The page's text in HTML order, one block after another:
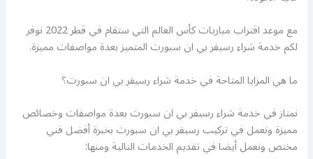
مع موعد اقتراب مباريات كأس العالم التي ستقام في قطر 2022 نوفر
لكم خدمة شراء رسيفر بي ان سبورت المتميز بعدة مواصفات مميزة.
ما هي المزايا المتاحة في خدمة شراء رسيفر بي ان سبورت؟
نمتاز في خدمة شراء رسيفر بي ان سبورت بعدة مواصفات وخصائص
مميزة ونعمل في تركيب رسيفر بي ان سبورت بخبرة أفضل فني
مختص ونعمل أيضا في تقديم الخدمات التالية ومنها: